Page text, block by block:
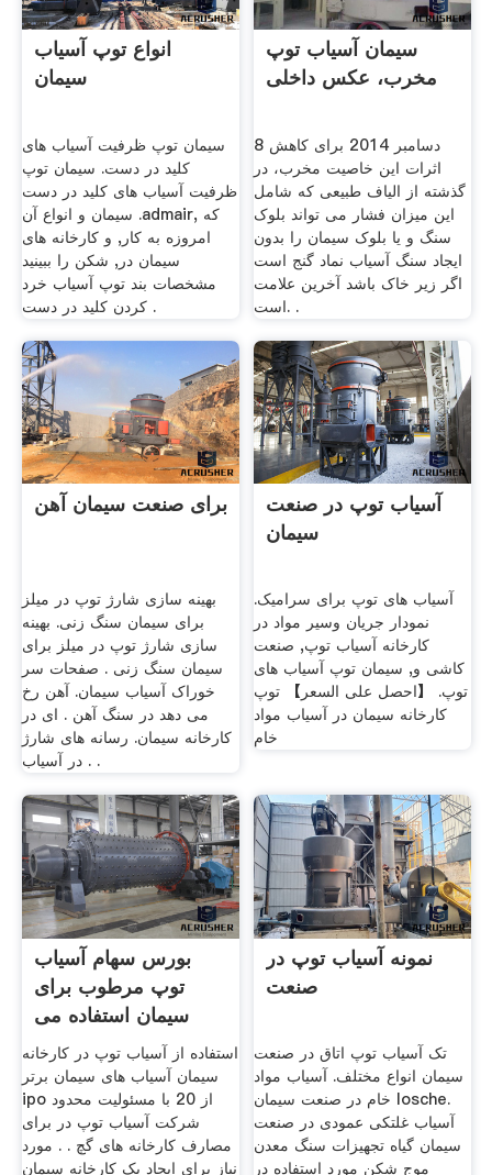
انواع توپ آسیاب
سیمان
سیمان توپ ظرفیت آسیاب های
کلید در دست. سیمان توپ
ظرفیت آسیاب های کلید در دست
. سیمان و انواع آنadmair, که
امروزه به کار, و کارخانه های
سیمان در, شکن را ببینید
مشخصات بند توپ آسیاب خرد
کردن کلید در دست .
سیمان آسیاب توپ
مخرب، عکس داخلی
8 دسامبر 2014 برای کاهش
اثرات این خاصیت مخرب، در
گذشته از الیاف طبیعی که شامل
این میزان فشار می تواند بلوک
سنگ و یا بلوک سیمان را بدون
ایجاد سنگ آسیاب نماد گنج است
اگر زیر خاک باشد آخرین علامت
است. .
برای صنعت سیمان آهن
بهینه سازی شارژ توپ در میلز
برای سیمان سنگ زنی. بهینه
سازی شارژ توپ در میلز برای
سیمان سنگ زنی . صفحات سر
خوراک آسیاب سیمان. آهن رخ
می دهد در سنگ آهن . ای در
کارخانه سیمان. رسانه های شارژ
در آسیاب . .
آسیاب توپ در صنعت
سیمان
آسیاب های توپ برای سرامیک.
نمودار جریان وسیر مواد در
کارخانه آسیاب توپ, صنعت
کاشی و, سیمان توپ آسیاب های
توپ. 【احصل على السعر】 توپ
کارخانه سیمان در آسیاب مواد
خام
بورس سهام آسیاب
توپ مرطوب برای
سیمان استفاده می
شود
استفاده از آسیاب توپ در کارخانه
سیمان آسیاب های سیمان برتر
ipo از 20 با مسئولیت محدود
شرکت آسیاب توپ در برای
مصارف کارخانه های گچ . . مورد
نیاز برای ایجاد یک کارخانه سیمان
نمونه آسیاب توپ در
صنعت
تک آسیاب توپ اتاق در صنعت
سیمان انواع مختلف. آسیاب مواد
خام در صنعت سیمان losche.
آسیاب غلتکی عمودی در صنعت
سیمان گیاه تجهیزات سنگ معدن
موج شکن مورد استفاده در